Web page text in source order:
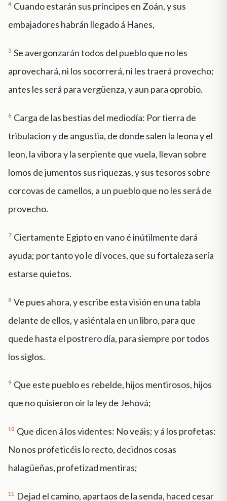
4 Cuando estarán sus príncipes en Zoán, y sus
embajadores habrán llegado á Hanes,
5 Se avergonzarán todos del pueblo que no les
aprovechará, ni los socorrerá, ni les traerá provecho;
antes les será para vergüenza, y aun para oprobio.
6 Carga de las bestias del mediodía: Por tierra de
tribulacion y de angustia, de donde salen la leona y el
leon, la vibora y la serpiente que vuela, llevan sobre
lomos de jumentos sus riquezas, y sus tesoros sobre
corcovas de camellos, a un pueblo que no les será de
provecho.
7 Ciertamente Egipto en vano é inútilmente dará
ayuda; por tanto yo le dí voces, que su fortaleza sería
estarse quietos.
8 Ve pues ahora, y escribe esta visión en una tabla
delante de ellos, y asiéntala en un libro, para que
quede hasta el postrero día, para siempre por todos
los siglos.
9 Que este pueblo es rebelde, hijos mentirosos, hijos
que no quisieron oir la ley de Jehová;
10 Que dicen á los videntes: No veáis; y á los profetas:
No nos profeticéis lo recto, decidnos cosas
halagüeñas, profetizad mentiras;
11
Dejad el camino, apartaos de la senda, haced cesar